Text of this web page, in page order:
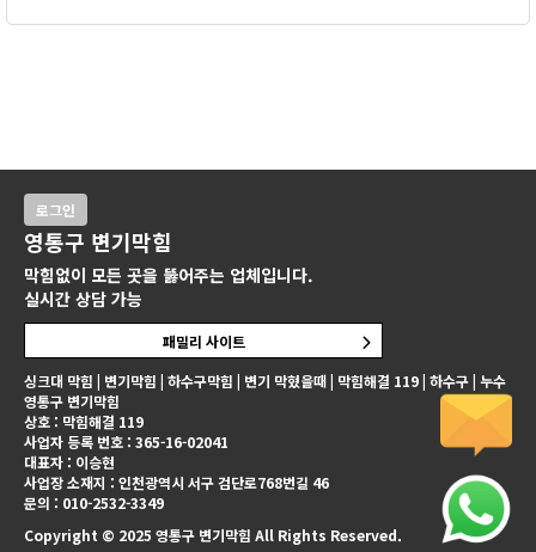
싱크대 막힘 | 변기막힘 | 하수구막힘 | 변기 막혔을때 | 막힘해결 119 | 하수구 | 누수
영통구 변기막힘
상호 : 막힘해결 119
사업자 등록 번호 : 365-16-02041
대표자 : 이승현
사업장 소재지 : 인천광역시 서구 검단로768번길 46
문의 : 010-2532-3349
Copyright © 2025 영통구 변기막힘 All Rights Reserved.
로그인
영통구 변기막힘
막힘없이 모든 곳을 뚫어주는 업체입니다.
실시간 상담 가능
패밀리 사이트